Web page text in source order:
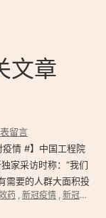
文章
留言
疫情 #】中国工程院
家采访时称：“我们
需要的人群大面积投
中药的积极干预，许
药, 新冠疫情, 新冠病毒